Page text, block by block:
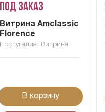
Под заказ
Витрина Amclassic
Florence
Португалия , Витрина
В корзину